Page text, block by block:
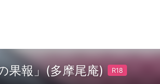
果報」(多摩尾庵)